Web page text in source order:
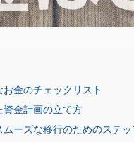
お金のチェックリスト
資金計画の立て方
ムーズな移行のためのステッ